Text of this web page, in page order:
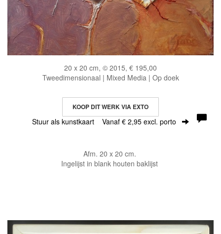
20 x 20 cm, © 2015, € 195,00
Tweedimensionaal | Mixed Media | Op doek
KOOP DIT WERK VIA EXTO
Stuur als kunstkaart Vanaf € 2,95 excl. porto
Afm. 20 x 20 cm.
Ingelijst in blank houten baklijst